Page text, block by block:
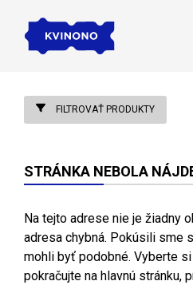
FILTROVAŤ PRODUKTY
STRÁNKA NEBOLA
Na tejto adrese nie je žiadny
adresa chybná. Pokúsili sme
mohli byť podobné. Vyberte
pokračujte na hlavnú stránku,